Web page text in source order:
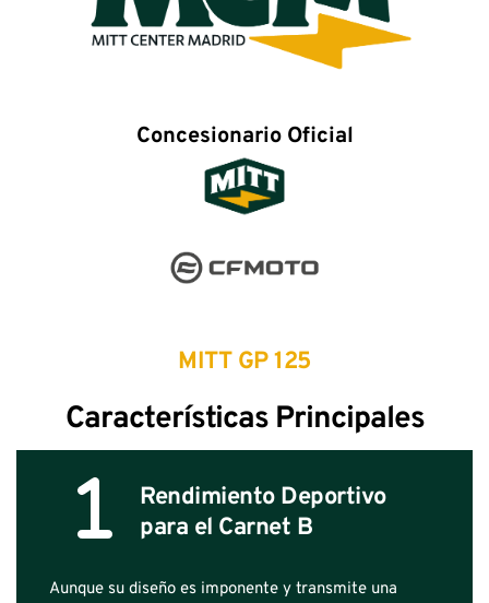
Concesionario Oficial
MITT GP 125
Características Principales
Rendimiento Deportivo
para el Carnet B
Aunque su diseño es imponente y transmite una